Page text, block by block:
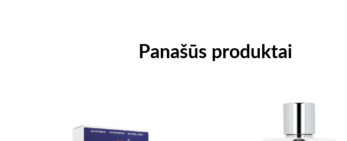
Panašūs produktai